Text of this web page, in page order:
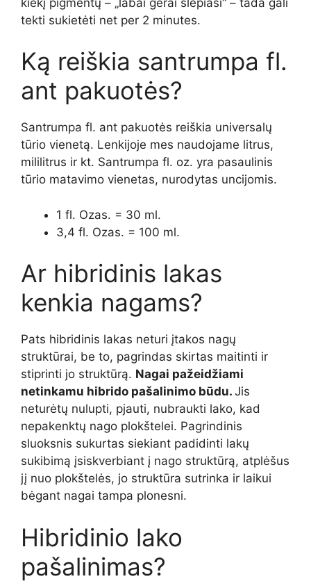
tekti sukietėti net per 2 minutes.
Ką reiškia santrumpa fl.
ant pakuotės?
Santrumpa fl. ant pakuotės reiškia universalų
tūrio vienetą. Lenkijoje mes naudojame litrus,
mililitrus ir kt. Santrumpa fl. oz. yra pasaulinis
tūrio matavimo vienetas, nurodytas uncijomis.
1 fl. Ozas. = 30 ml.
3,4 fl. Ozas. = 100 ml.
Ar hibridinis lakas
kenkia nagams?
Pats hibridinis lakas neturi įtakos nagų
struktūrai, be to, pagrindas skirtas maitinti ir
stiprinti jo struktūrą. Nagai pažeidžiami
netinkamu hibrido pašalinimo būdu. Jis
neturėtų nulupti, pjauti, nubraukti lako, kad
nepakenktų nago plokštelei. Pagrindinis
sluoksnis sukurtas siekiant padidinti lakų
sukibimą įsiskverbiant į nago struktūrą, atplėšus
jį nuo plokštelės, jo struktūra sutrinka ir laikui
bėgant nagai tampa plonesni.
Hibridinio lako
pašalinimas?